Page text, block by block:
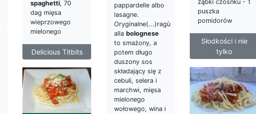
ząbki czosnku - 1
puszka
pomidorów
Słodkości i nie
tylko
pappardelle albo
lasagne.
Oryginalne(...)ragù
alla bolognese
to smażony, a
potem długo
duszony sos
składający się z
cebuli, selera i
marchwi, mięsa
mielonego
wołowego, wina i
spaghetti, 70
dag mięsa
wieprzowego
mielonego
Delicious Titbits